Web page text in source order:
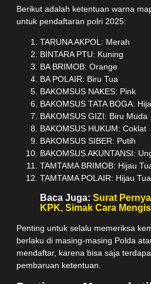
Berikut adalah ketentuan warna
untuk pendaftaran polri 2025:
TARUNA AKPOL: Merah
BINTARA PTU: Kuning
BA BRIMOB: Orange
BA POLAIR: Biru Tua
BAKOMSUS NAKES: Pink
BAKOMSUS TATA BOGA:
BAKOMSUS GIZI: Biru Muda
BAKOMSUS HUKUM: Coklat
BAKOMSUS SIBER: Putih
BAKOMSUS AKUNTANSI:
TAMTAMA BRIMOB: Hijau
TAMTAMA POLAIR: Hijau Tua
Baca Juga: Surat
KPK, Simak Cara
Penting untuk selalu memeriksa
berlaku di masing-masing Polda
mendaftar, karena bisa saja
pembaruan ketentuan.